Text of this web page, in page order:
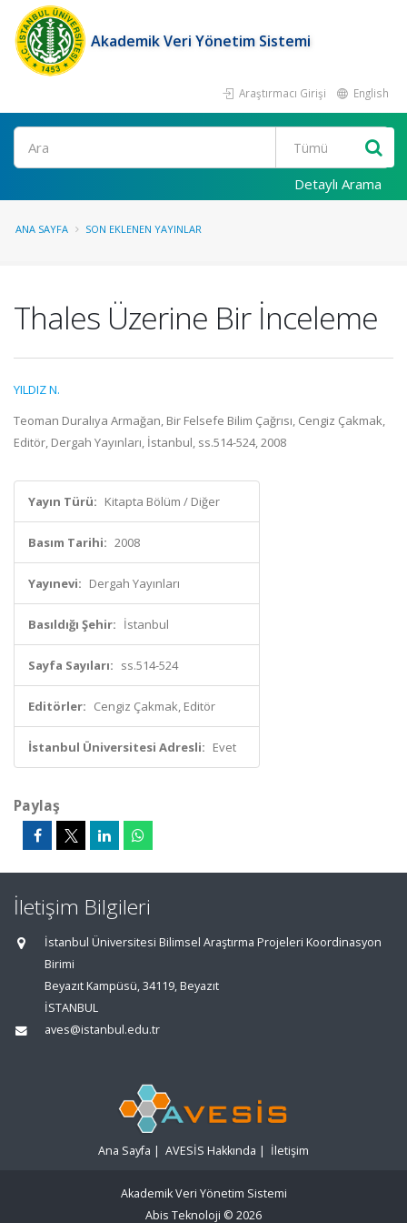
Akademik Veri Yönetim Sistemi
Araştırmacı Girişi English
Ara
Detaylı Arama
ANA SAYFA SON EKLENEN YAYINLAR
Thales Üzerine Bir İnceleme
YILDIZ N.
Teoman Duralıya Armağan, Bir Felsefe Bilim Çağrısı, Cengiz Çakmak,
Editör, Dergah Yayınları, İstanbul, ss.514-524, 2008
Yayın Türü: Kitapta Bölüm / Diğer
Basım Tarihi: 2008
Yayınevi: Dergah Yayınları
Basıldığı Şehir: İstanbul
Sayfa Sayıları: ss.514-524
Editörler: Cengiz Çakmak, Editör
İstanbul Üniversitesi Adresli: Evet
Paylaş
İletişim Bilgileri
İstanbul Üniversitesi Bilimsel Araştırma Projeleri Koordinasyon
Birimi
Beyazıt Kampüsü, 34119, Beyazıt
İSTANBUL
aves@istanbul.edu.tr
Ana Sayfa | AVESİS Hakkında | İletişim
Akademik Veri Yönetim Sistemi
Abis Teknoloji © 2026